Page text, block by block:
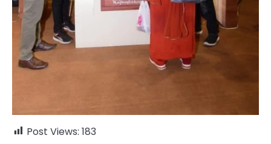
Post Views: 183